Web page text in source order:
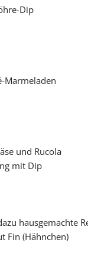
Dip
Marmeladen
und Rucola
mit Dip
hausgemachte
Fin (Hähnchen)